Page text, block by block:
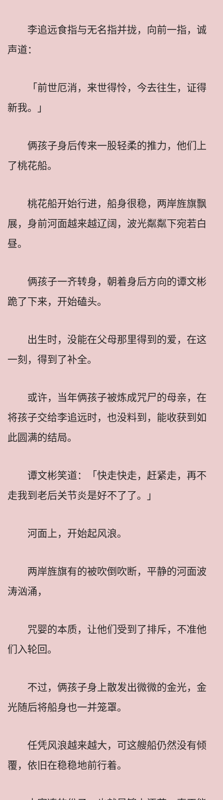
李追远食指与无名指并拢，向前一指，诚
声道：
「前世厄消，来世得怜，今去往生，证得
新我。」
俩孩子身后传来一股轻柔的推力，他们上
了桃花船。
桃花船开始行进，船身很稳，两岸旌旗飘
展，身前河面越来越辽阔，波光粼粼下宛若白
昼。
俩孩子一齐转身，朝着身后方向的谭文彬
跪了下来，开始磕头。
出生时，没能在父母那里得到的爱，在这
一刻，得到了补全。
或许，当年俩孩子被炼成咒尸的母亲，在
将孩子交给李追远时，也没料到，能收获到如
此圆满的结局。
谭文彬笑道：「快走快走，赶紧走，再不
走我到老后关节炎是好不了了。」
河面上，开始起风浪。
两岸旌旗有的被吹倒吹断，平静的河面波
涛汹涌，
咒婴的本质，让他们受到了排斥，不准他
们入轮回。
不过，俩孩子身上散发出微微的金光，金
光随后将船身也一并笼罩。
任凭风浪越来越大，可这艘船仍然没有倾
覆，依旧在稳稳地前行着。